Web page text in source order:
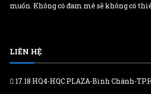
muốn. Không có đam mê sẽ không có
LIÊN HỆ
17.18 HQ4-HQC PLAZA-Bình Chánh-